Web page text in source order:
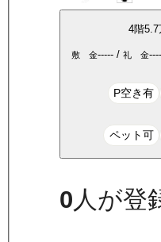
4階5.7
敷 金-----/ 礼 金
P空き有
ペット可
0人が登